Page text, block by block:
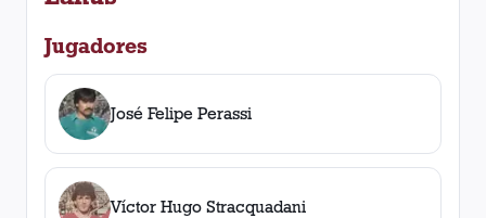
Jugadores
José Felipe Perassi
Víctor Hugo Stracquadani